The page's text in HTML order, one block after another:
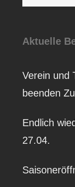
Aktuelle
Verein und
beenden
Endlich
27.04.